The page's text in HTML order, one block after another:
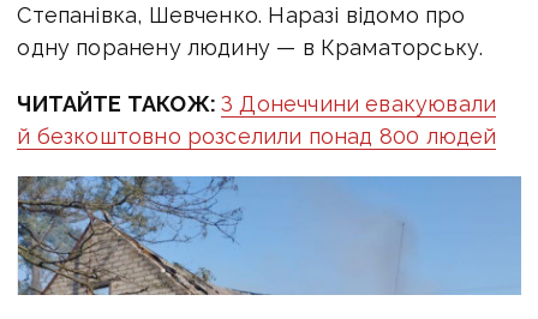
Степанівка, Шевченко. Наразі відомо про
одну поранену людину — в Краматорську.
ЧИТАЙТЕ ТАКОЖ:З Донеччини евакуювали
й безкоштовно розселили понад 800 людей